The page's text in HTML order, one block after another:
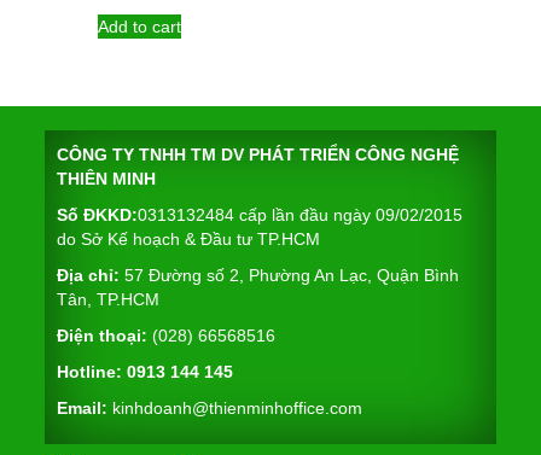
Add to cart
CÔNG TY TNHH TM DV PHÁT TRIỂN CÔNG NGHỆ
THIÊN MINH
Số ĐKKD:0313132484 cấp lần đầu ngày 09/02/2015
do Sở Kế hoạch & Đầu tư TP.HCM
Địa chỉ: 57 Đường số 2, Phường An Lạc, Quận Bình
Tân, TP.HCM
Điện thoại: (028) 66568516
Hotline: 0913 144 145
Email: kinhdoanh@thienminhoffice.com